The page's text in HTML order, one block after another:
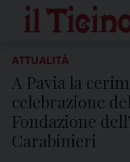
content
ATTUALITÀ
A Pavia la
celebrazione
Fondazione
Carabinieri